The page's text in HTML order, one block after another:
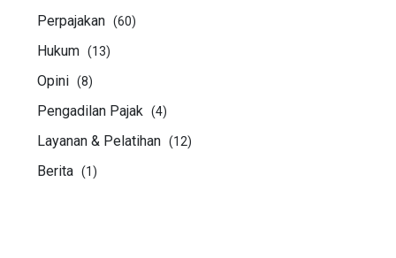
Perpajakan (60)
Hukum (13)
Opini (8)
Pengadilan Pajak (4)
Layanan & Pelatihan (12)
Berita (1)